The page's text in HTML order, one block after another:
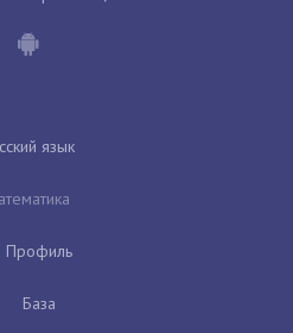
язык
Профиль
База